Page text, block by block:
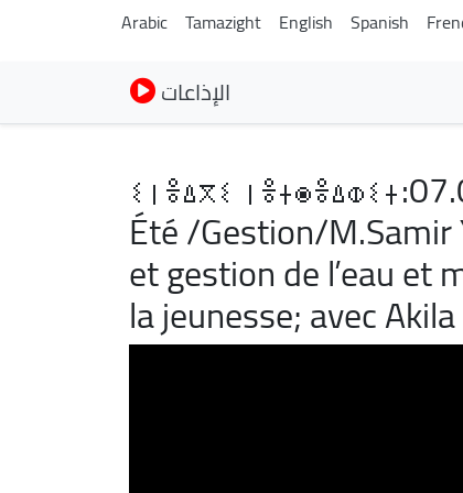
Arabic Tamazight English Spanish
الإذاعات
ⵉⵏⴻⵠⴳⵉ
Été /Gestion/
et gestion de l’eau et
la jeunesse; avec